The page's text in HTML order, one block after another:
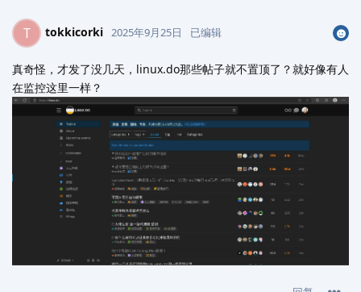
T tokkicorki 2025年9月25日 已编辑
真奇怪，才发了没几天，linux.do那些帖子就不置顶了？就好像有人
在监控这里一样？